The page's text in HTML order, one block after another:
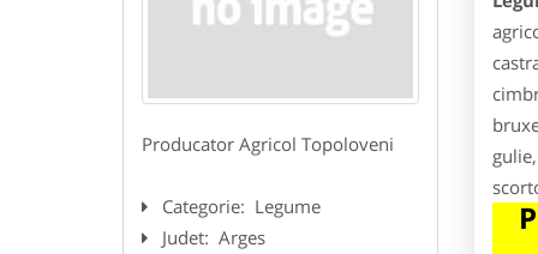
Producator Agricol Topoloveni
Categorie: Legume
Judet: Arges